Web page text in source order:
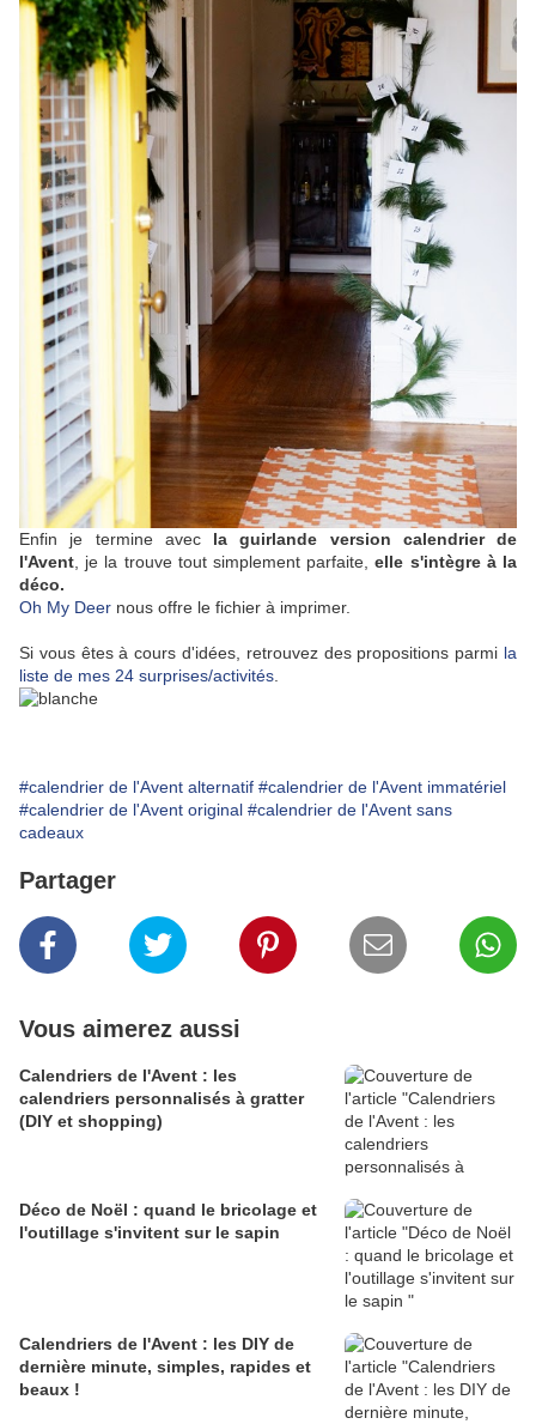
Enfin je termine avec la guirlande version calendrier de
l'Avent , je la trouve tout simplement parfaite,elle s'intègre à la
déco.
Oh My Deer nous offre le fichier à imprimer.
Si vous êtes à cours d'idées, retrouvez des propositions parmi la
liste de mes 24 surprises/activités
#calendrier de l'Avent alternatif #calendrier de l'Avent immatériel
#calendrier de l'Avent original #calendrier de l'Avent sans
cadeaux
Partager
Vous aimerez aussi
Calendriers de l'Avent : les
calendriers personnalisés à gratter
(DIY et shopping)
Déco de Noël : quand le bricolage et
l'outillage s'invitent sur le sapin
Calendriers de l'Avent : les DIY de
dernière minute, simples, rapides et
beaux !